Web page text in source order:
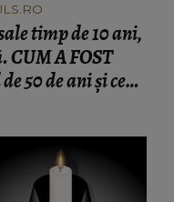
timp de 10 ani,
CUM A FOST
50 de ani și ce